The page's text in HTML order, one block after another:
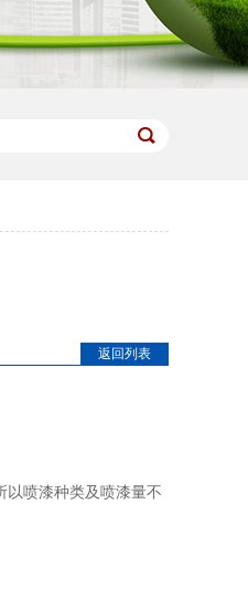
返回列表
以喷漆种类及喷漆量不